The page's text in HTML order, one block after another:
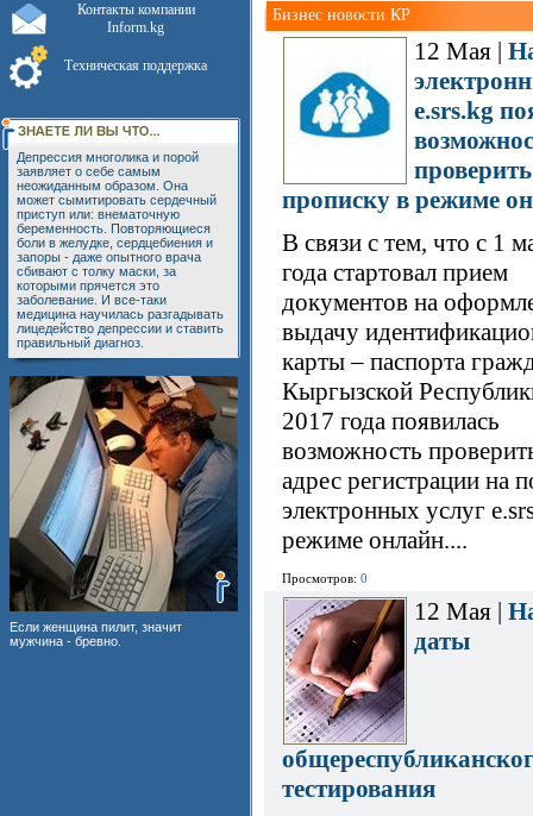
Контакты компании
Inform.kg
Техническая поддержка
Депрессия многолика и порой
заявляет о себе самым
неожиданным образом. Она
может сымитировать сердечный
приступ или: внематочную
беременность. Повторяющиеся
боли в желудке, сердцебиения и
запоры - даже опытного врача
сбивают с толку маски, за
которыми прячется это
заболевание. И все-таки
медицина научилась разгадывать
лицедейство депрессии и ставить
правильный диагноз.
Если женщина пилит, значит
мужчина - бревно.
Бизнес новости КР
12 Мая |
e.srs.kg
проверить
прописку в режиме
В связи с тем, что с 1
года стартовал прием
документов на
выдачу
карты – паспорта
Кыргызской
2017 года появилась
возможность
адрес регистрации на
электронных услуг
режиме онлайн....
Просмотров: 0
12 Мая |
даты
тестирования